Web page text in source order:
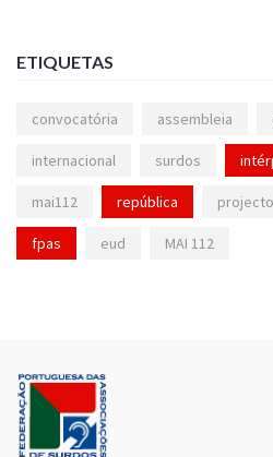
ETIQUETAS
convocatória assembleia
internacional surdos
mai112 república
fpas eud MAI 112